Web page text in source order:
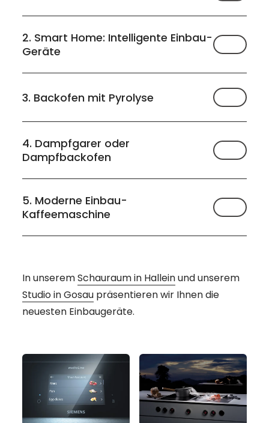
2. Smart Home: Intelligente Einbau-
Geräte
3. Backofen mit Pyrolyse
4. Dampfgarer oder
Dampfbackofen
5. Moderne Einbau-
Kaffeemaschine
In unseremSchauraum in Halleinund unserem
Studio in Gosaupräsentieren wir Ihnen die
neuesten Einbaugeräte.